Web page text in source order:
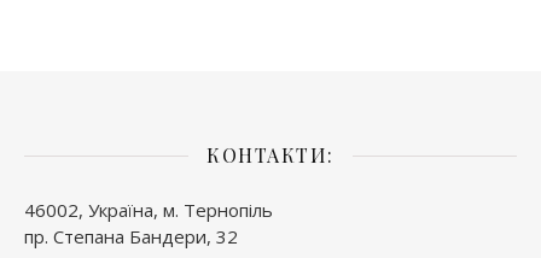
КОНТАКТИ:
46002, Україна, м. Тернопіль
пр. Степана Бандери, 32